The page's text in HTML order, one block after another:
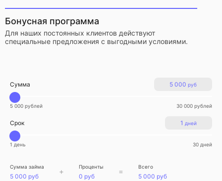
Бонусная программа
Для наших постоянных клиентов действуют
специальные предложения с выгодными условиями.
5 000 руб
Сумма
5 000 рублей 30 000 рублей
1 дней
Срок
1 день 30 дней
Сумма займа
5 000 руб
+ Проценты
0 руб
= Всего
5 000 руб